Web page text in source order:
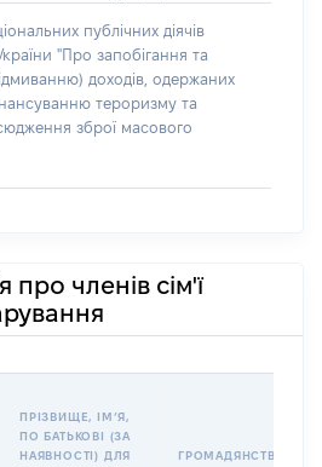
публічних діячів
"Про запобігання та
доходів, одержаних
тероризму та
зброї масового
про членів сім'ї
ПРІЗВИЩЕ, ІМʼЯ,
ПО БАТЬКОВІ (ЗА
НАЯВНОСТІ) ДЛЯ
ГРОМАДЯНСТВО